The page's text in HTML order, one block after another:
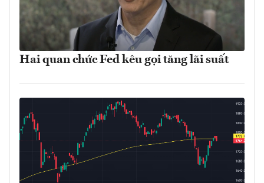
Hai quan chức Fed kêu gọi tăng lãi suất